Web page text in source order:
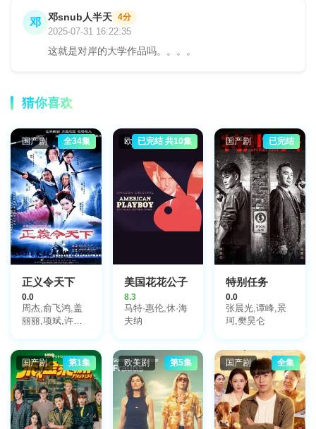
邓 邓snub人半天 4分
2025-07-31 16:22:35
这就是对岸的大学作品吗。。。。
猜你喜欢
国产剧 全34集
正义令天下
0.0
周杰,俞飞鸿,盖
丽丽,项斌,许还
寒,褚楚,温海波,
陈荣森,杜俊泽
欧美剧已完结 共10集
美国花花公子
8.3
马特·惠伦,休·海
夫纳
国产剧 已完结
特别任务
0.0
张晨光,谭峰,景
珂,樊昊仑
国产剧 第1集 欧美剧 第5集 国产剧 全集